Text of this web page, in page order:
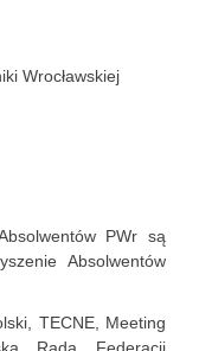
Wrocławskiej
PWr są
Absolwentów
TECNE, Meeting